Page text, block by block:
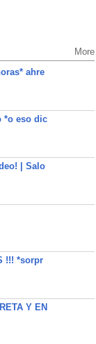
More
ahre
*o eso dic
| Salo
!!! *sorpr
Y EN